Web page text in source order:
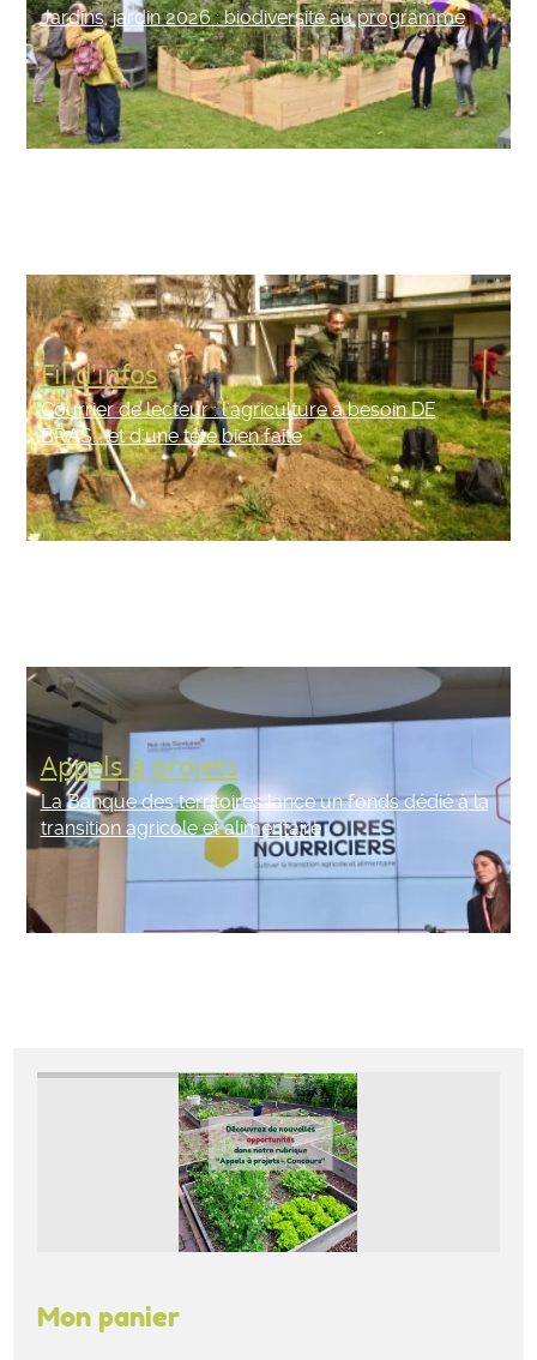
Jardins, jardin 2026 : biodiversité au programme
Courrier de lecteur : l'agriculture a besoin DE
BRAS... et d'une tête bien faite
Fil d'infos
La Banque des territoires lance un fonds dédié à la
transition agricole et alimentaire
Appels à projets
Mon panier